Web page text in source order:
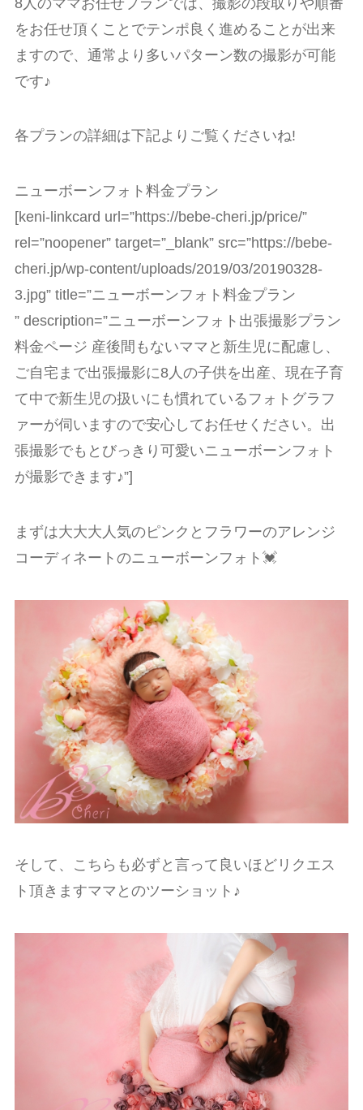
をお任せ頂くことでテンポ良く進めることが出来
ますので、通常より多いパターン数の撮影が可能
です♪
各プランの詳細は下記よりご覧くださいね!
ニューボーンフォト料金プラン
[keni-linkcard url=”https://bebe-cheri.jp/price/”
rel=”noopener” target=”_blank” src=”https://bebe-
cheri.jp/wp-content/uploads/2019/03/20190328-
3.jpg” title=”ニューボーンフォト料金プラン
” description=”ニューボーンフォト出張撮影プラン
料金ページ 産後間もないママと新生児に配慮し、
ご自宅まで出張撮影に8人の子供を出産、現在子育
て中で新生児の扱いにも慣れているフォトグラフ
ァーが伺いますので安心してお任せください。出
張撮影でもとびっきり可愛いニューボーンフォト
が撮影できます♪”]
まずは大大大人気のピンクとフラワーのアレンジ
コーディネートのニューボーンフォト💓
そして、こちらも必ずと言って良いほどリクエス
ト頂きますママとのツーショット♪